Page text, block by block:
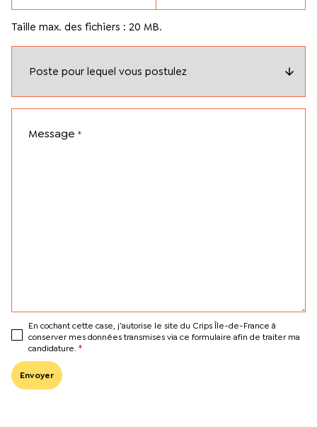
Taille max. des fichiers : 20 MB.
Message *
En cochant cette case, j’autorise le site du Crips Île-de-France à
conserver mes données transmises via ce formulaire afin de traiter ma
candidature. *